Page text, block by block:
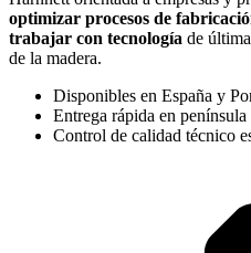
optimizar procesos de
trabajar con tecnología de
de la madera.
Disponibles en España y
Entrega rápida en península
Control de calidad técnico